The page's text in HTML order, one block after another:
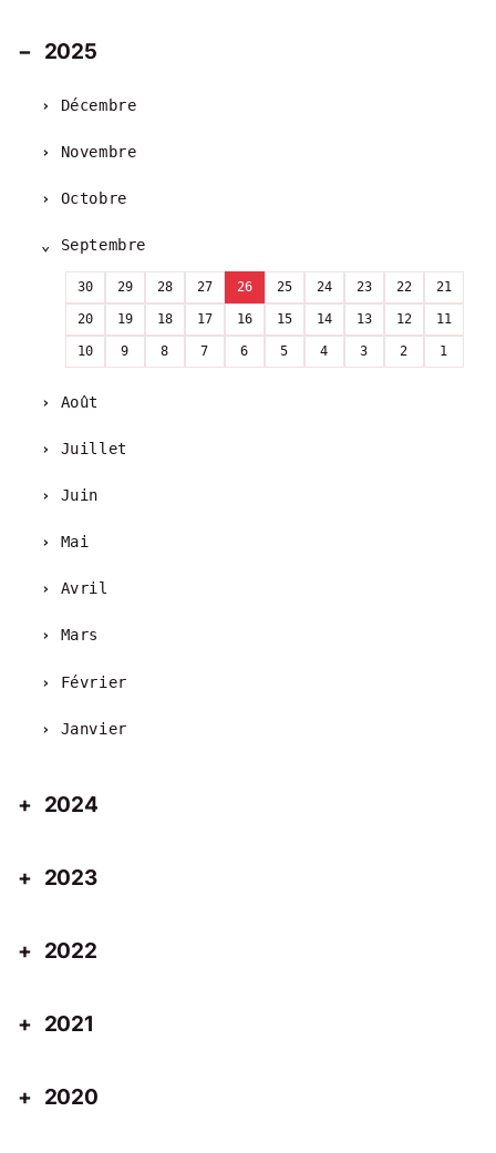
2025
Décembre
Novembre
Octobre
Septembre
30 29 28 27 26 25 24 23 22 21
20 19 18 17 16 15 14 13 12 11
10 9 8 7 6 5 4 3 2 1
Août
Juillet
Juin
Mai
Avril
Mars
Février
Janvier
2024
2023
2022
2021
2020